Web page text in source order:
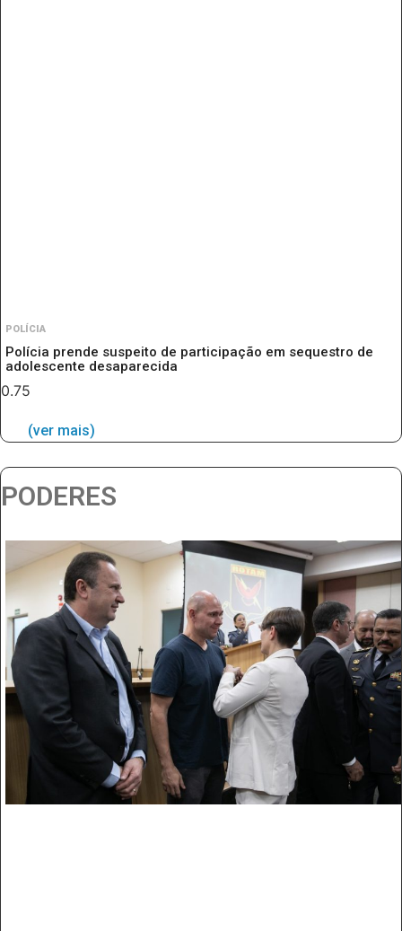
POLÍCIA
Polícia prende suspeito de participação em sequestro de
adolescente desaparecida
(ver mais)
PODERES